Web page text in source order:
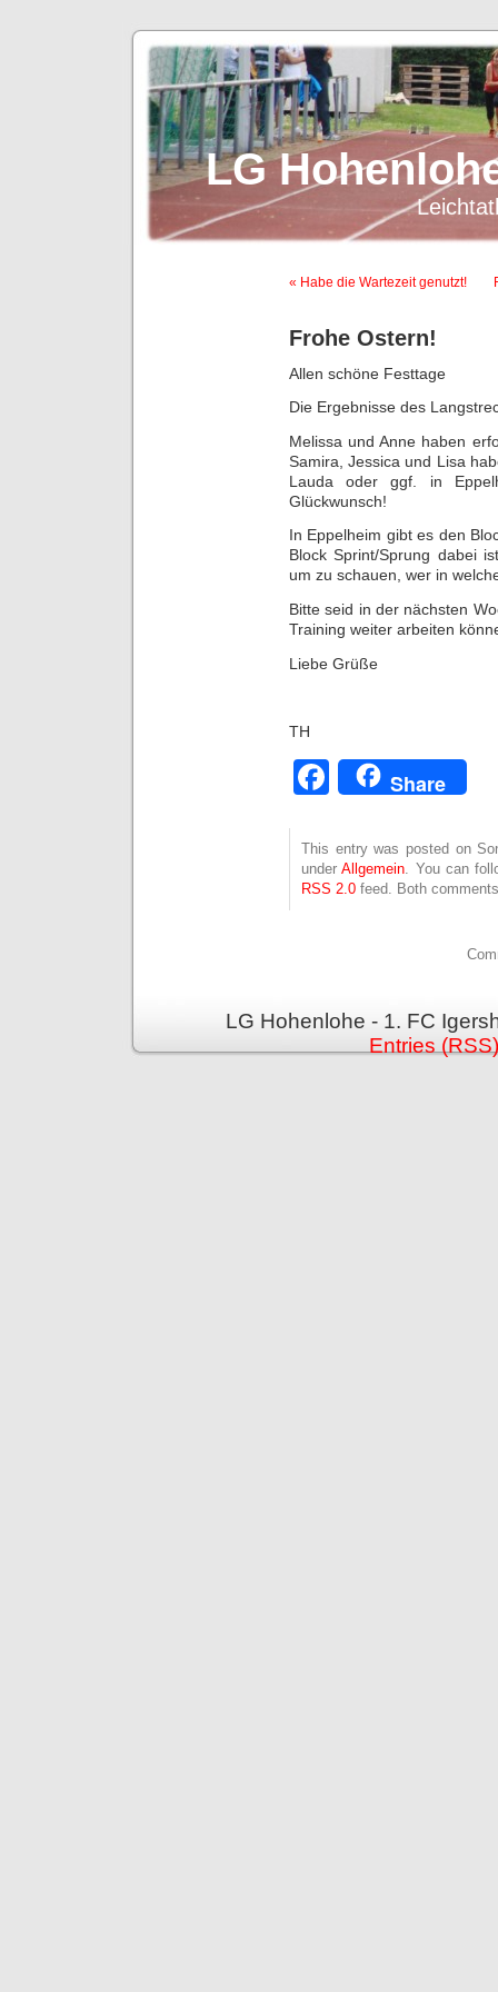
LG
« Habe die Wartezeit genutzt!
Frohe Ostern!
Allen schöne Festtage
Die Ergebnisse des
Melissa und Anne haben
Samira, Jessica und Lisa
Lauda oder ggf. in
Glückwunsch!
In Eppelheim gibt es den
Block Sprint/Sprung dabei
um zu schauen, wer in
Bitte seid in der nächsten
Training weiter arbeiten
Liebe Grüße
TH
Facebook
Share
This entry was posted on
underAllgemein . You can
RSS 2.0 feed. Both
LG Hohenlohe - 1. FC
Entries (RSS)